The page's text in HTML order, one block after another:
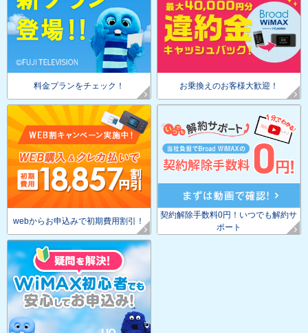
料金プランをチェック！ お乗換えのお客様大歓迎！
webからお申込みで初期費用割引！
契約解除手数料0円！いつでも解約サ
ポート